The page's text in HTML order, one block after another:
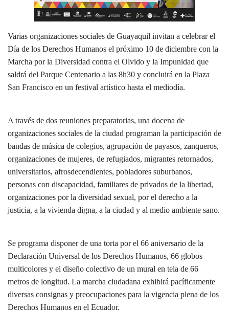
Varias organizaciones sociales de Guayaquil invitan a celebrar el
Día de los Derechos Humanos el próximo 10 de diciembre con la
Marcha por la Diversidad contra el Olvido y la Impunidad que
saldrá del Parque Centenario a las 8h30 y concluirá en la Plaza
San Francisco en un festival artístico hasta el mediodía.
A través de dos reuniones preparatorias, una docena de
organizaciones sociales de la ciudad programan la participación de
bandas de música de colegios, agrupación de payasos, zanqueros,
organizaciones de mujeres, de refugiados, migrantes retornados,
universitarios, afrosdecendientes, pobladores suburbanos,
personas con discapacidad, familiares de privados de la libertad,
organizaciones por la diversidad sexual, por el derecho a la
justicia, a la vivienda digna, a la ciudad y al medio ambiente sano.
Se programa disponer de una torta por el 66 aniversario de la
Declaración Universal de los Derechos Humanos, 66 globos
multicolores y el diseño colectivo de un mural en tela de 66
metros de longitud. La marcha ciudadana exhibirá pacíficamente
diversas consignas y preocupaciones para la vigencia plena de los
Derechos Humanos en el Ecuador.